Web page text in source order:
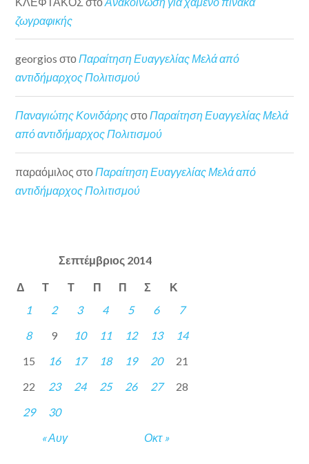
ζωγραφικής
georgios στοΠαραίτηση Ευαγγελίας Μελά από
αντιδήμαρχος Πολιτισμού
Παναγιώτης ΚονιδάρηςστοΠαραίτηση Ευαγγελίας Μελά
από αντιδήμαρχος Πολιτισμού
παραόμιλος στοΠαραίτηση Ευαγγελίας Μελά από
αντιδήμαρχος Πολιτισμού
Σεπτέμβριος 2014
Δ Τ Τ Π Π Σ Κ
« Αυγ Οκτ »
1 2 3 4 5 6
7
8
9 10 11 12 13
14
15
16 17 18 19 20
21
22
23 24 25 26 27
28
29
30